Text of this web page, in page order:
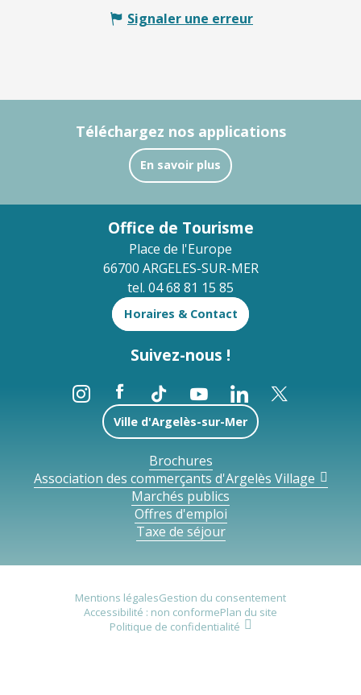
Signaler une erreur
Téléchargez nos applications
En savoir plus
Office de Tourisme
Place de l'Europe
66700 ARGELES-SUR-MER
tel. 04 68 81 15 85
Horaires & Contact
Suivez-nous !
Ville d'Argelès-sur-Mer
Brochures
Association des commerçants d'Argelès Village
Marchés publics
Offres d'emploi
Taxe de séjour
Mentions légalesGestion du consentement
Accessibilité : non conformePlan du site
Politique de confidentialité